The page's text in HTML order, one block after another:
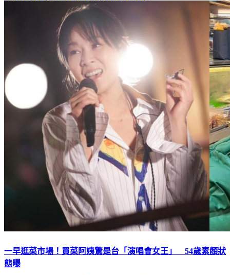
一早逛菜市場！買菜阿姨驚是台「演唱會女王」 54歲素顏狀
態曝